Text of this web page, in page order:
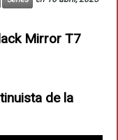
Mirror T7
de la